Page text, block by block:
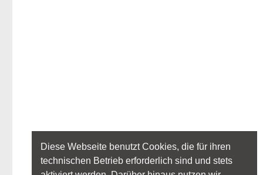
Diese Webseite benutzt Cookies, die für ihren
technischen Betrieb erforderlich sind und stets